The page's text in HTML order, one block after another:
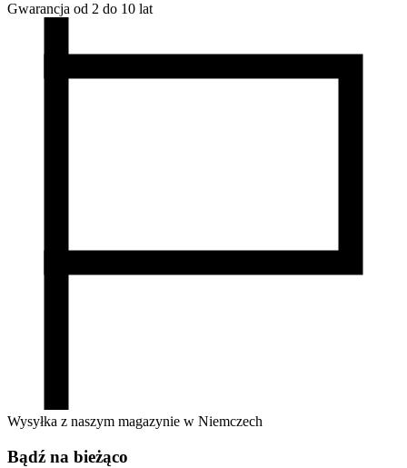
Gwarancja od 2 do 10 lat
Wysyłka z naszym magazynie w Niemczech
Bądź na bieżąco